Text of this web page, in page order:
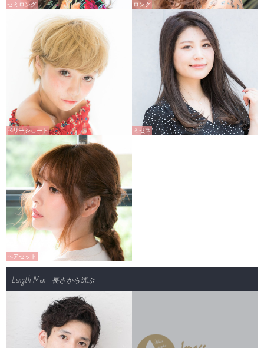
セミロング ロング
ベリーショート ミセス
ヘアセット
Length Men 長さから選ぶ